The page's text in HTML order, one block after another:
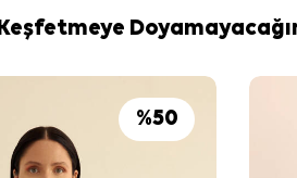
Keşfetmeye
%50